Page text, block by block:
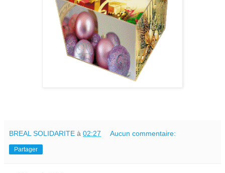
BREAL SOLIDARITE à 02:27 Aucun commentaire:
Partager